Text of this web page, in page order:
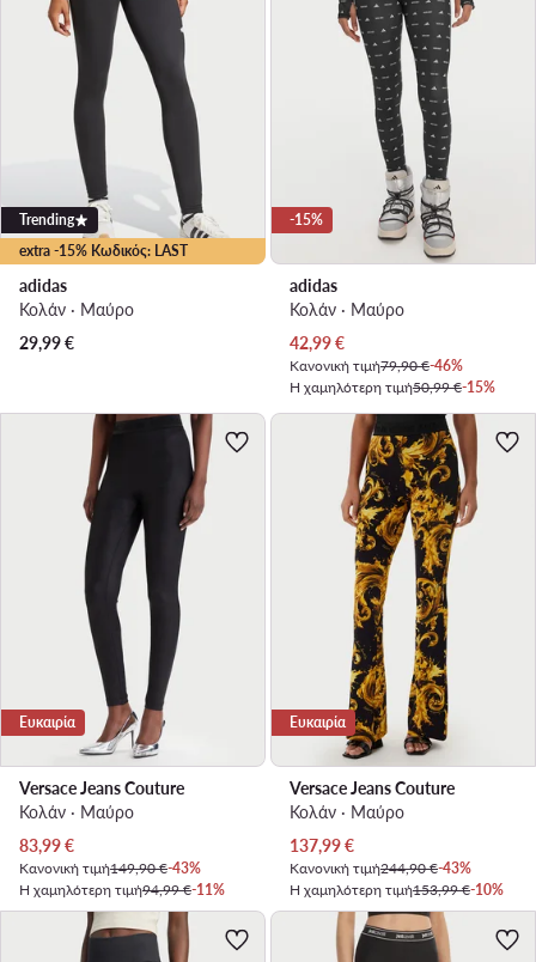
extra -15% Κωδικός: LAST
Trending
adidas
Κολάν · Μαύρο
29,99€
-15%
adidas
Κολάν · Μαύρο
Τρέχουσα τιμή
42,99€
Κανονική τιμή79,90 €-46%
Η χαμηλότερη τιμή50,99 €-15%
Ευκαιρία
Versace Jeans Couture
Κολάν · Μαύρο
Τρέχουσα τιμή
83,99€
Κανονική τιμή149,90 €-43%
Η χαμηλότερη τιμή94,99 €-11%
Ευκαιρία
Versace Jeans Couture
Κολάν · Μαύρο
Τρέχουσα τιμή
137,99€
Κανονική τιμή244,90 €-43%
Η χαμηλότερη τιμή153,99 €-10%